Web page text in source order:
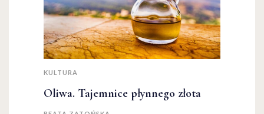
KULTURA
Oliwa. Tajemnice płynnego złota